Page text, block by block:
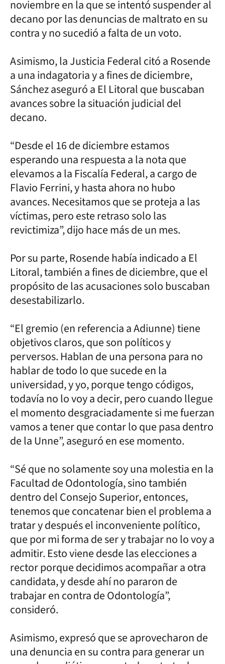
noviembre en la que se intentó suspender al
decano por las denuncias de maltrato en su
contra y no sucedió a falta de un voto.
Asimismo, la Justicia Federal citó a Rosende
a una indagatoria y a fines de diciembre,
Sánchez aseguró a El Litoral que buscaban
avances sobre la situación judicial del
decano.
“Desde el 16 de diciembre estamos
esperando una respuesta a la nota que
elevamos a la Fiscalía Federal, a cargo de
Flavio Ferrini, y hasta ahora no hubo
avances. Necesitamos que se proteja a las
víctimas, pero este retraso solo las
revictimiza”, dijo hace más de un mes.
Por su parte, Rosende había indicado a El
Litoral, también a fines de diciembre, que el
propósito de las acusaciones solo buscaban
desestabilizarlo.
“El gremio (en referencia a Adiunne) tiene
objetivos claros, que son políticos y
perversos. Hablan de una persona para no
hablar de todo lo que sucede en la
universidad, y yo, porque tengo códigos,
todavía no lo voy a decir, pero cuando llegue
el momento desgraciadamente si me fuerzan
vamos a tener que contar lo que pasa dentro
de la Unne”, aseguró en ese momento.
“Sé que no solamente soy una molestia en la
Facultad de Odontología, sino también
dentro del Consejo Superior, entonces,
tenemos que concatenar bien el problema a
tratar y después el inconveniente político,
que por mi forma de ser y trabajar no lo voy a
admitir. Esto viene desde las elecciones a
rector porque decidimos acompañar a otra
candidata, y desde ahí no pararon de
trabajar en contra de Odontología”,
consideró.
Asimismo, expresó que se aprovecharon de
una denuncia en su contra para generar un